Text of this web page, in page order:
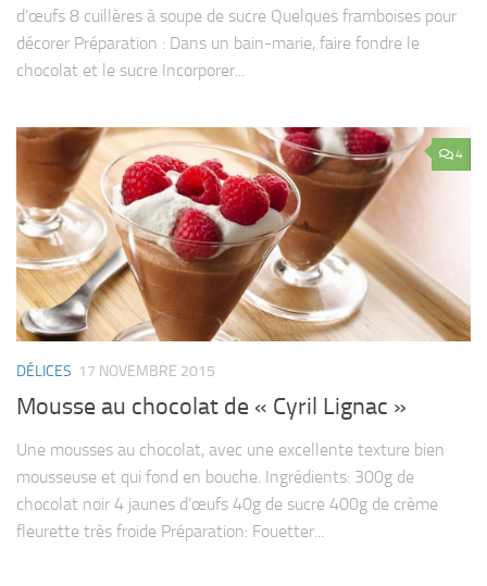
d’œufs 8 cuillères à soupe de sucre Quelques framboises pour
décorer Préparation : Dans un bain-marie, faire fondre le
chocolat et le sucre Incorporer...
4
DÉLICES 17 NOVEMBRE 2015
Mousse au chocolat de « Cyril Lignac »
Une mousses au chocolat, avec une excellente texture bien
mousseuse et qui fond en bouche. Ingrédients: 300g de
chocolat noir 4 jaunes d’œufs 40g de sucre 400g de crème
fleurette très froide Préparation: Fouetter...